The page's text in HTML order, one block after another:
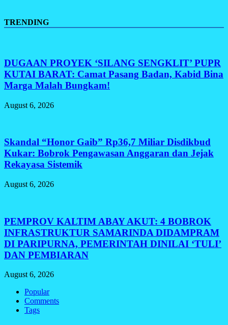
TRENDING
DUGAAN PROYEK ‘SILANG SENGKLIT’ PUPR
KUTAI BARAT: Camat Pasang Badan, Kabid Bina
Marga Malah Bungkam!
August 6, 2026
Skandal “Honor Gaib” Rp36,7 Miliar Disdikbud
Kukar: Bobrok Pengawasan Anggaran dan Jejak
Rekayasa Sistemik
August 6, 2026
PEMPROV KALTIM ABAY AKUT: 4 BOBROK
INFRASTRUKTUR SAMARINDA DIDAMPRAM
DI PARIPURNA, PEMERINTAH DINILAI ‘TULI’
DAN PEMBIARAN
August 6, 2026
Popular
Comments
Tags